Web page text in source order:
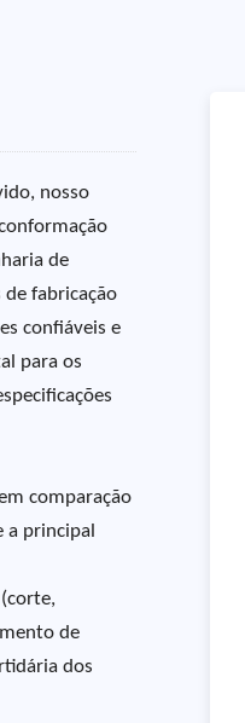
nosso
de
fabricação
confiáveis e
para os
comparação
principal
de
dos